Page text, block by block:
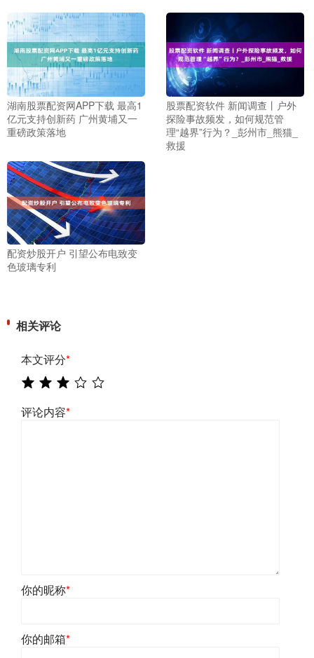
湖南股票配资网APP下载 最高1
亿元支持创新药 广州黄埔又一
重磅政策落地
股票配资软件 新闻调查丨户外
探险事故频发，如何规范管
理“越界”行为？_彭州市_熊猫_
救援
配资炒股开户 引望公布电致变
色玻璃专利
相关评论
本文评分*
评论内容*
你的昵称*
你的邮箱*